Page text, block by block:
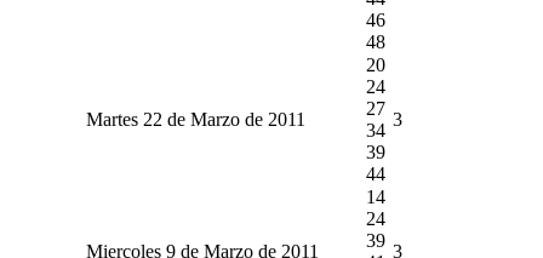
46
48
Martes 22 de Marzo de 2011
20
24
27
34
39
44
3
Miercoles 9 de Marzo de 2011
14
24
39
3